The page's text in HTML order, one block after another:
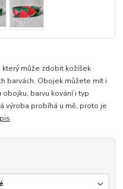
může zdobit kožíšek
barvách. Obojek můžete mít i
barvu kování i typ
výroba probíhá u mě, proto je